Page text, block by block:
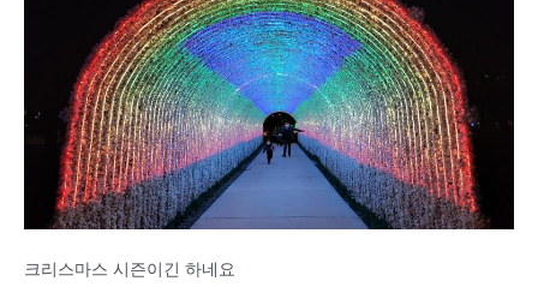
크리스마스 시즌이긴 하네요